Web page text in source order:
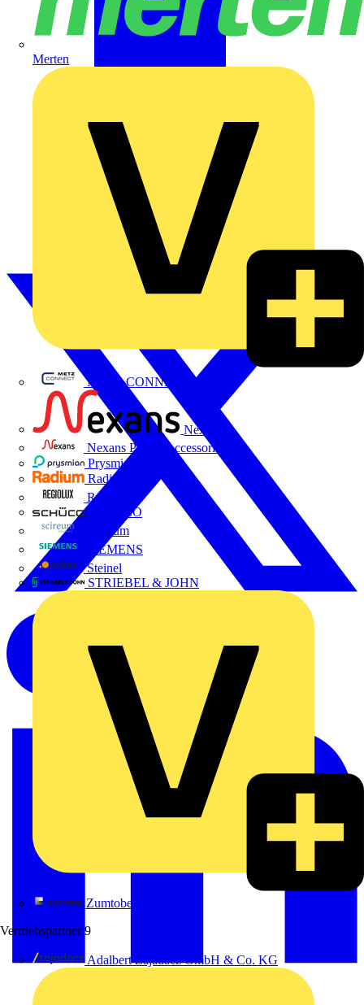
Merten
METZ CONNECT
Nexans
Nexans Power Accessories
Prysmian
Radium
Regiolux
SCHÜCO
Scireum
SIEMENS
Steinel
STRIEBEL & JOHN
Zumtobel
Vertriebspartner 9
Adalbert Zajadacz GmbH & Co. KG